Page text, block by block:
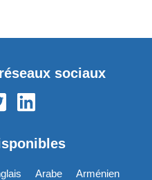
sociaux
Arabe
Arménien